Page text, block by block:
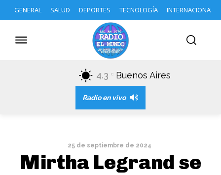
GENERAL SALUD DEPORTES TECNOLOGÍA INTERNACIONAL
4.3 C Buenos Aires
Radio en vivo
25 de septiembre de 2024
Mirtha Legrand se